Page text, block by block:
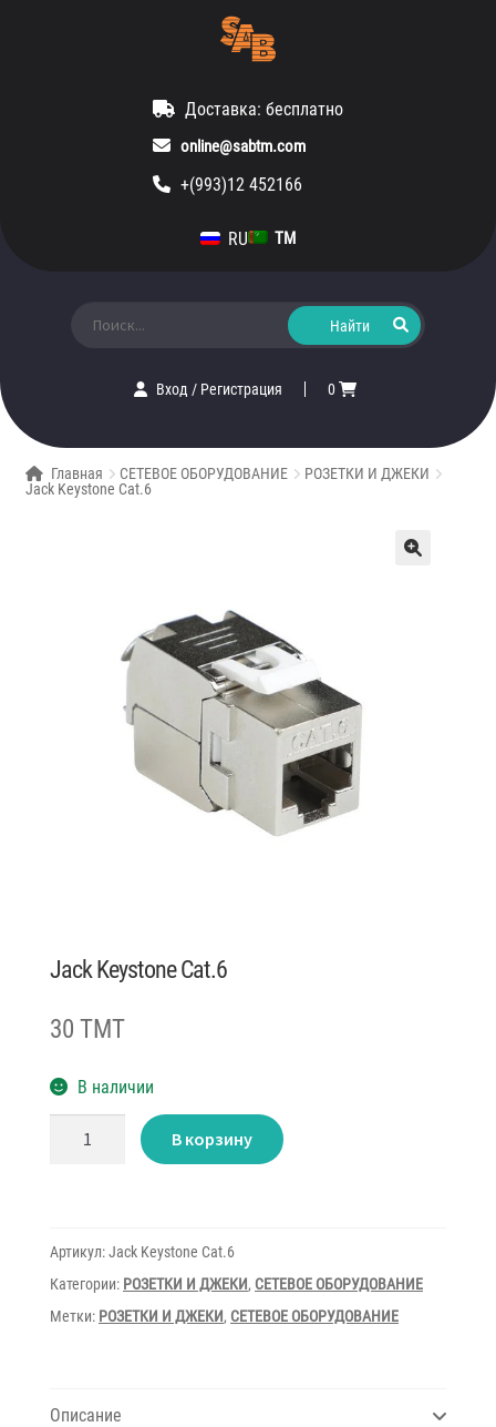
Доставка: бесплатно
online@sabtm.com
+(993)12 452166
RU TM
Вход/ Регистрация 0
Главная СЕТЕВОЕ ОБОРУДОВАНИЕ
РОЗЕТКИ И ДЖЕКИ
Jack Keystone Cat.6
Jack Keystone Cat.6
30 TMT
В наличии
Количество
товара
В корзину
Артикул:Jack Keystone Cat.6
Категории: РОЗЕТКИ И ДЖЕКИ, СЕТЕВОЕ ОБОРУДОВАНИЕ
Метки: РОЗЕТКИ И ДЖЕКИ, СЕТЕВОЕ ОБОРУДОВАНИЕ
Описание